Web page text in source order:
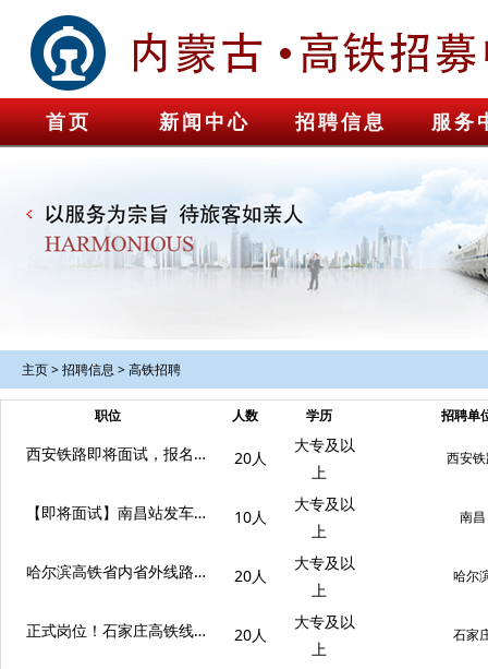
首页 新闻中心 招聘信息 服务
主页>招聘信息 >高铁招聘
职位 人数 学历 招聘单
西安铁路即将面试，报名点击 20人
大专及以
上
西安
【即将面试】南昌站发车，省外线路热招中 10人
大专及以
上
南昌
哈尔滨高铁省内省外线路即将面试！ 20人
大专及以
上
哈尔
正式岗位！石家庄高铁线路招聘中，非实习岗，即将面试 20人
大专及以
上
石家